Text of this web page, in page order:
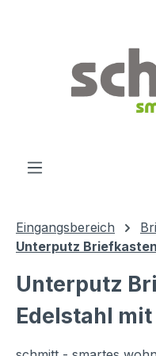
Eingangsbereich
Unterputz
Unterputz
Edelstahl mit